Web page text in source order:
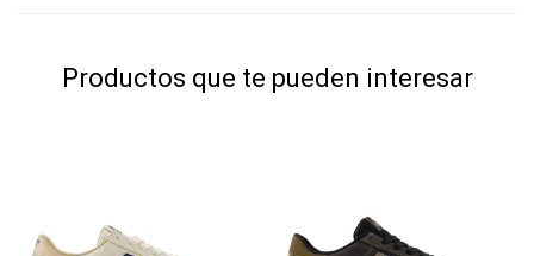
Productos que te pueden interesar